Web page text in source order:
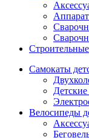
Самокаты
Велосипеды